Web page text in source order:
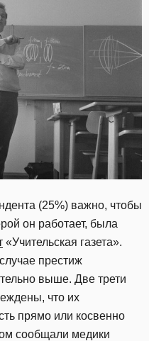
(25%) важно, чтобы
он работает, была
«Учительская газета».
престиж
выше. Две трети
что их
прямо или косвенно
сообщали медики